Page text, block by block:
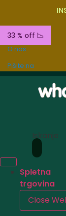
33 % off 📉
O nas
Pišite na
Iskanje
Spletna
trgovina
Close